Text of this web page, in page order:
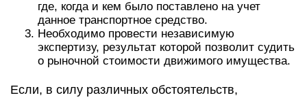
где, когда и кем было поставлено на учет
данное транспортное средство.
Необходимо провести независимую
экспертизу, результат которой позволит судить
о рыночной стоимости движимого имущества.
Если, в силу различных обстоятельств,